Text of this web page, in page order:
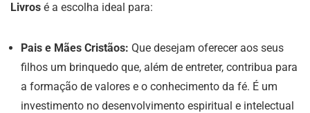
Livros é a escolha ideal para:
Pais e Mães Cristãos: Que desejam oferecer aos seus
filhos um brinquedo que, além de entreter, contribua para
a formação de valores e o conhecimento da fé. É um
investimento no desenvolvimento espiritual e intelectual